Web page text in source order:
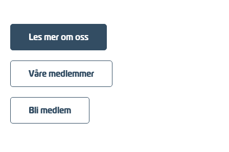
Les mer om oss
Våre medlemmer
Bli medlem